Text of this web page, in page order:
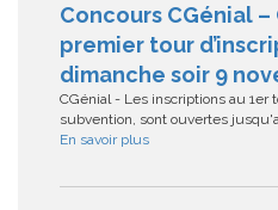
Concours CGénial
premier tour
dimanche soir 9
CGénial - Les inscriptions au 1er
subvention, sont ouvertes
En savoir plus